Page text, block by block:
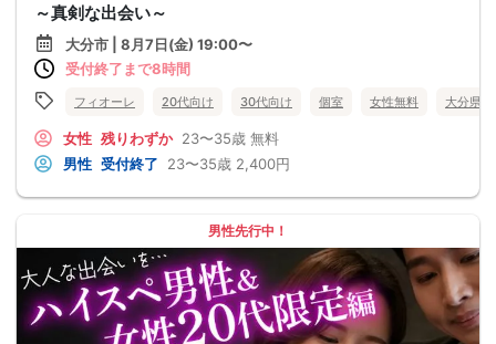
～真剣な出会い～
大分市 | 8月7日(金) 19:00〜
受付終了まで8時間
フィオーレ 20代向け 30代向け 個室 女性無料 大分県
女性 残りわずか 23〜35歳 無料
男性 受付終了 23〜35歳 2,400円
男性先行中！